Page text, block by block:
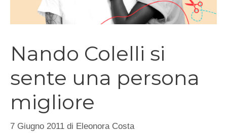
Nando Colelli si
sente una persona
migliore
7 Giugno 2011 di Eleonora Costa